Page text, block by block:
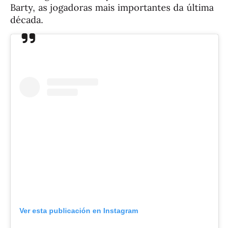
Barty, as jogadoras mais importantes da última
década.
Ver esta publicación en Instagram